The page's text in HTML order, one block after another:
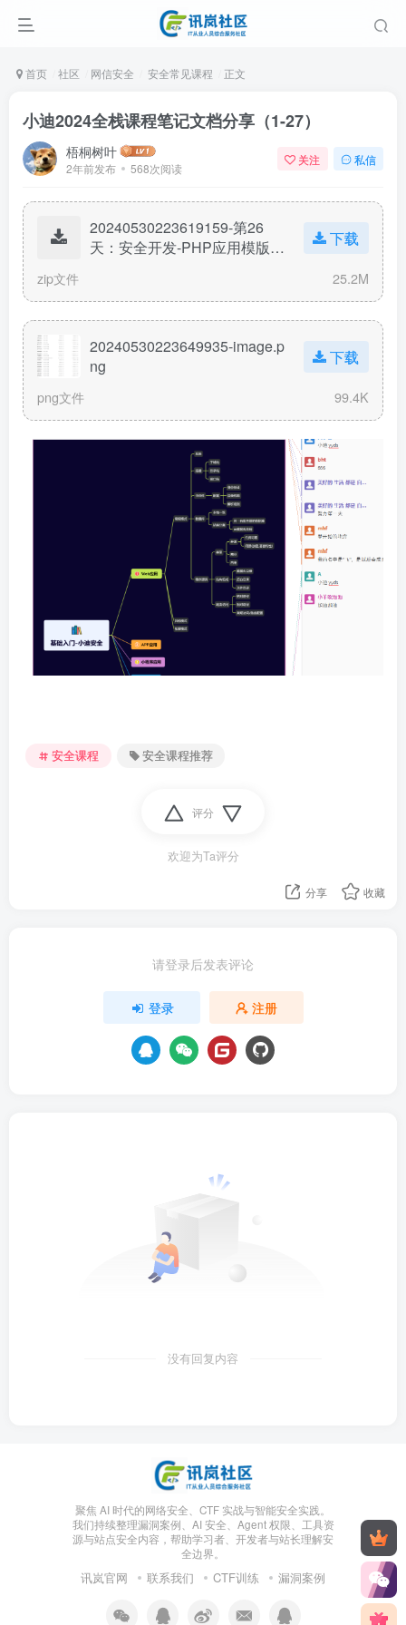
首页 社区 网信安全 安全常见课程 正文
小迪2024全栈课程笔记文档分享（1-27）
梧桐树叶
2年前发布 568次阅读
关注 私信
20240530223619159-第26
天：安全开发-PHP应用模版引
下载
zip文件 25.2M
20240530223649935-image.p
ng
下载
png文件 99.4K
安全课程 安全课程推荐
评分
欢迎为Ta评分
分享 收藏
请登录后发表评论
登录 注册
没有回复内容
聚焦 AI 时代的网络安全、CTF 实战与智能安全实践。
我们持续整理漏洞案例、AI 安全、Agent 权限、工具资
源与站点安全内容，帮助学习者、开发者与站长理解安
全边界。
讯岚官网 联系我们 CTF训练 漏洞案例